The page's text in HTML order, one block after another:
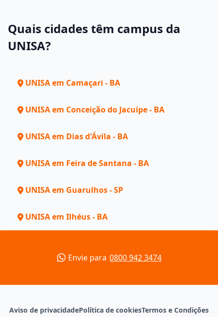
Quais cidades têm campus da
UNISA?
UNISA em Camaçari - BA
UNISA em Conceição do Jacuípe - BA
UNISA em Dias d'Ávila - BA
UNISA em Feira de Santana - BA
UNISA em Guarulhos - SP
UNISA em Ilhéus - BA
Envie para 0800 942 3474
Aviso de privacidadePolítica de cookiesTermos e Condições